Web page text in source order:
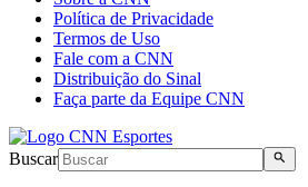
Política de Privacidade
Termos de Uso
Fale com a CNN
Distribuição do Sinal
Faça parte da Equipe CNN
Buscar